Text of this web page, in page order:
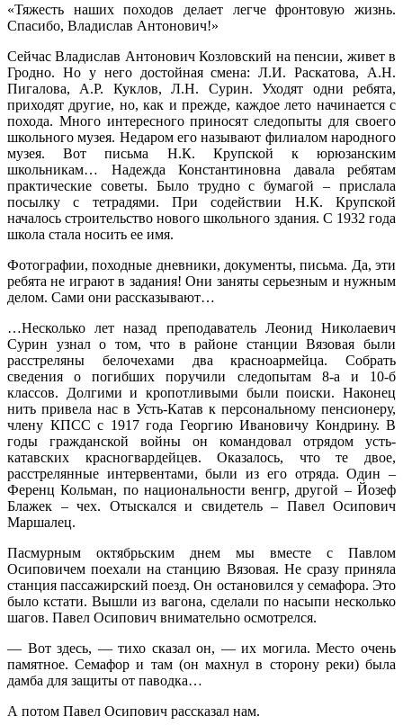
«Тяжесть наших походов делает легче фронтовую жизнь.
Спасибо, Владислав Антонович!»
Сейчас Владислав Антонович Козловский на пенсии, живет в
Гродно. Но у него достойная смена: Л.И. Раскатова, А.Н.
Пигалова, А.Р. Куклов, Л.Н. Сурин. Уходят одни ребята,
приходят другие, но, как и прежде, каждое лето начинается с
похода. Много интересного приносят следопыты для своего
школьного музея. Недаром его называют филиалом народного
музея. Вот письма Н.К. Крупской к юрюзанским
школьникам… Надежда Константиновна давала ребятам
практические советы. Было трудно с бумагой – прислала
посылку с тетрадями. При содействии Н.К. Крупской
началось строительство нового школьного здания. С 1932 года
школа стала носить ее имя.
Фотографии, походные дневники, документы, письма. Да, эти
ребята не играют в задания! Они заняты серьезным и нужным
делом. Сами они рассказывают…
…Несколько лет назад преподаватель Леонид Николаевич
Сурин узнал о том, что в районе станции Вязовая были
расстреляны белочехами два красноармейца. Собрать
сведения о погибших поручили следопытам 8-а и 10-б
классов. Долгими и кропотливыми были поиски. Наконец
нить привела нас в Усть-Катав к персональному пенсионеру,
члену КПСС с 1917 года Георгию Ивановичу Кондрину. В
годы гражданской войны он командовал отрядом усть-
катавских красногвардейцев. Оказалось, что те двое,
расстрелянные интервентами, были из его отряда. Один –
Ференц Кольман, по национальности венгр, другой – Йозеф
Блажек – чех. Отыскался и свидетель – Павел Осипович
Маршалец.
Пасмурным октябрьским днем мы вместе с Павлом
Осиповичем поехали на станцию Вязовая. Не сразу приняла
станция пассажирский поезд. Он остановился у семафора. Это
было кстати. Вышли из вагона, сделали по насыпи несколько
шагов. Павел Осипович внимательно осмотрелся.
— Вот здесь, — тихо сказал он, — их могила. Место очень
памятное. Семафор и там (он махнул в сторону реки) была
дамба для защиты от паводка…
А потом Павел Осипович рассказал нам.